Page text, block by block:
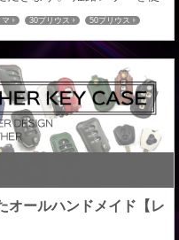
たレザーキーケースとな
様は全８９６通り。 革の
色／ロゴの色：全２色／金
った愛車とのコーディネイ
見つかる...
30プリウス
50プリウス
CX-5
オールハンドメイド【レ